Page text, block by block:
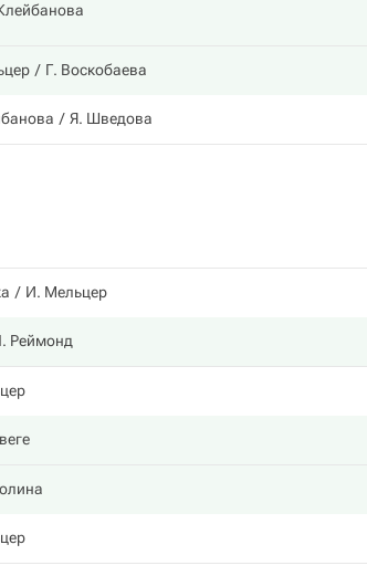
Г. Воскобаева
Я. Шведова
И. Мельцер
Реймонд